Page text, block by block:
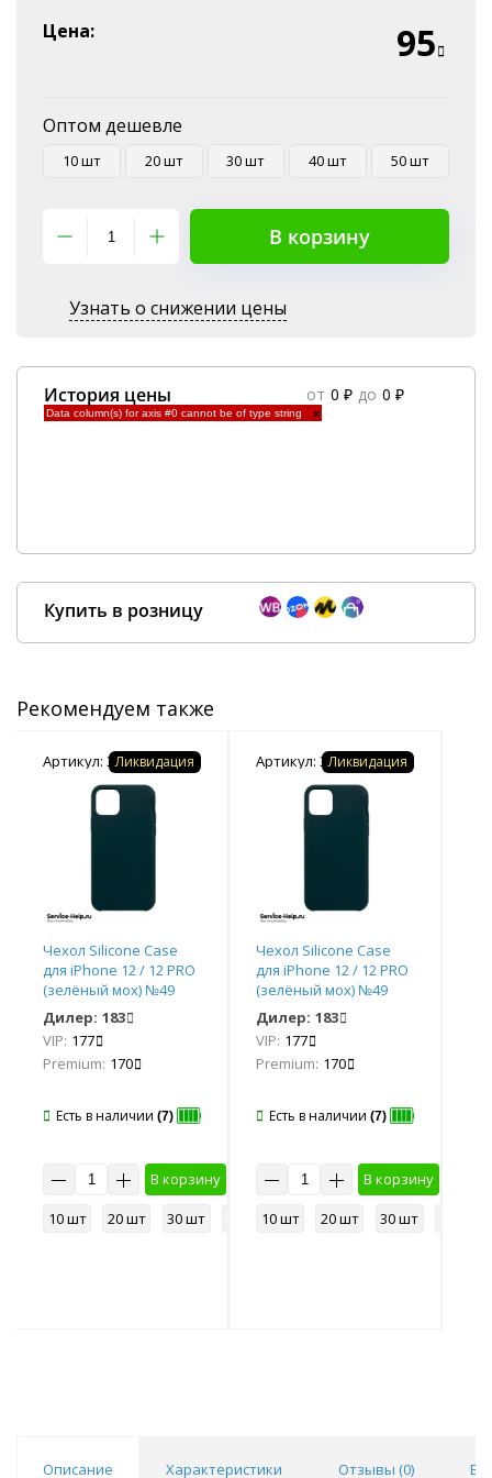
Эквайринг
Цена: 95
Оптом дешевле
10 шт 20 шт 30 шт 40 шт 50 шт
В корзину
Узнать о снижении цены
История цены от 0 ₽ до 0 ₽
Data column(s) for axis #0 cannot be of type string ×
Купить в розницу
Рекомендуем также
50 шт
Артикул: 359417Ликвидация
Чехол Silicone Case
для iPhone 12 / 12 PRO
(зелёный мох) №49
COPY AAA+*
Дилер: 183
VIP: 177
Premium: 170
Есть в наличии (7)
В корзину
10 шт
20 шт 30 шт 50 шт
Артикул: 359417Ликвидация
Чехол Silicone Case
для iPhone 12 / 12 PRO
(зелёный мох) №49
COPY AAA+*
Дилер: 183
VIP: 177
Premium: 170
Есть в наличии (7)
В корзину
10 шт
20 шт 30 шт
Описание Характеристики Отзывы (0)